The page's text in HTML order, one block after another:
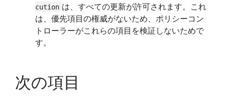
cution は、すべての更新が許可されます。これ
は、優先項目の権威がないため、ポリシーコン
トローラーがこれらの項目を検証しないためで
す。
次の項目